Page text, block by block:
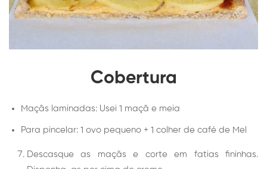
Cobertura
Maçãs laminadas: Usei 1 maçã e meia
Para pincelar: 1 ovo pequeno + 1 colher de café de Mel
Descasque as maçãs e corte em fatias fininhas.